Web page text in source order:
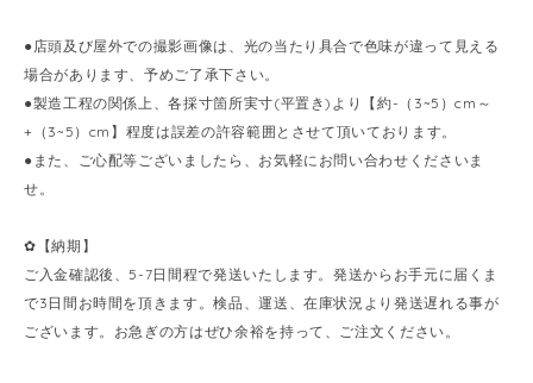
●店頭及び屋外での撮影画像は、光の当たり具合で色味が違って見える
場合があります、予めご了承下さい。
●製造工程の関係上、各採寸箇所実寸(平置き)より【約-（3~5）cm～
+（3~5）cm】程度は誤差の許容範囲とさせて頂いております。
●また、ご心配等ございましたら、お気軽にお問い合わせくださいま
せ。
✿【納期】
ご入金確認後、5-7日間程で発送いたします。発送からお手元に届くま
で3日間お時間を頂きます。検品、運送、在庫状況より発送遅れる事が
ございます。お急ぎの方はぜひ余裕を持って、ご注文ください。